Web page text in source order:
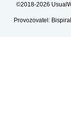
©2018-2026
Provozovatel: